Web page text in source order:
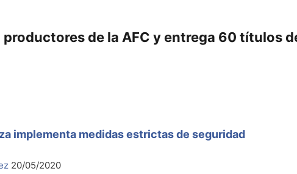
productores de la AFC y entrega 60 títulos
implementa medidas estrictas de seguridad
20/05/2020